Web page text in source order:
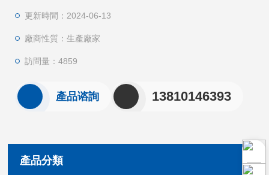
更新時間：2024-06-13
廠商性質：生產廠家
訪問量：4859
產品谘詢 13810146393
產品分類